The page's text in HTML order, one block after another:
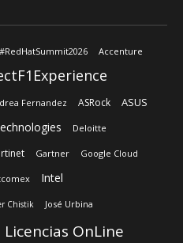
#RedHatSummit2026 Accenture
Fernandez ASRock ASUS
Deloitte
Gartner Google Cloud
Intel
Chistik José Urbina
Licencias OnLine